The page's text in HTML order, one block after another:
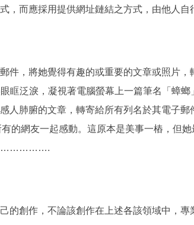
而應採用提供網址鏈結之方式，由他人自
件，將她覺得有趣的或重要的文章或照片，
眶泛淚，凝視著電腦螢幕上一篇筆名「蟑螂
人肺腑的文章，轉寄給所有列名於其電子郵
的網友一起感動。這原本是美事一樁，但
惑…………….
的創作，不論該創作在上述各該領域中，專